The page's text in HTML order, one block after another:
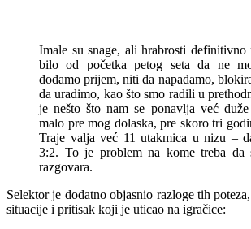
Imale su snage, ali hrabrosti
bilo od početka petog seta da ne
dodamo prijem, niti da napadamo,
da uradimo, kao što smo radili u
je nešto što nam se ponavlja već
malo pre mog dolaska, pre skoro tri
Traje valja već 11 utakmica u nizu –
3:2. To je problem na kome treba da
razgovara.
Selektor je dodatno objasnio razloge tih
situacije i pritisak koji je uticao na igračice: